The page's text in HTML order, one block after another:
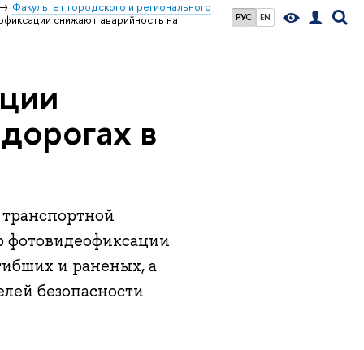
РУС EN
Факультет городского и регионального
снижают аварийность на
в
и раненых, а
безопасности